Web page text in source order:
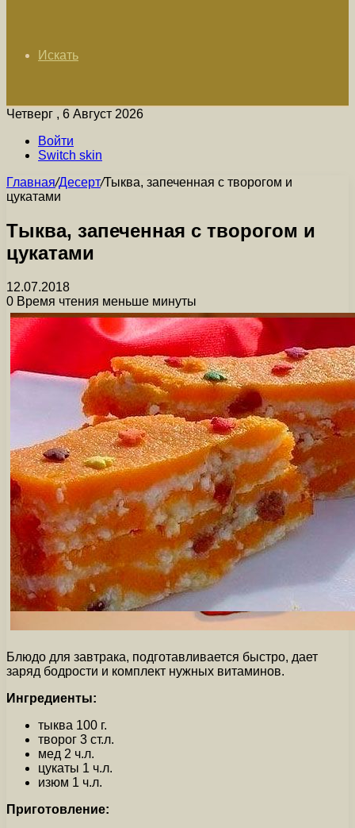
Искать
Четверг , 6 Август 2026
Войти
Switch skin
Главная/Десерт/Тыква, запеченная с творогом и
цукатами
Тыква, запеченная с творогом и
цукатами
12.07.2018
0 Время чтения меньше минуты
Блюдо для завтрака, подготавливается быстро, дает
заряд бодрости и комплект нужных витаминов.
Ингредиенты:
тыква 100 г.
творог 3 ст.л.
мед 2 ч.л.
цукаты 1 ч.л.
изюм 1 ч.л.
Приготовление: